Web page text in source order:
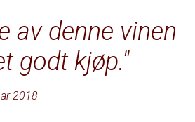
av denne vinen
godt kjøp.
2018